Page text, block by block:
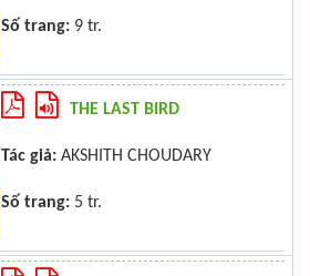
Số trang: 9 tr.
THE LAST BIRD
Tác giả: AKSHITH CHOUDARY
Số trang: 5 tr.